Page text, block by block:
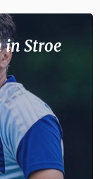
in Stroe